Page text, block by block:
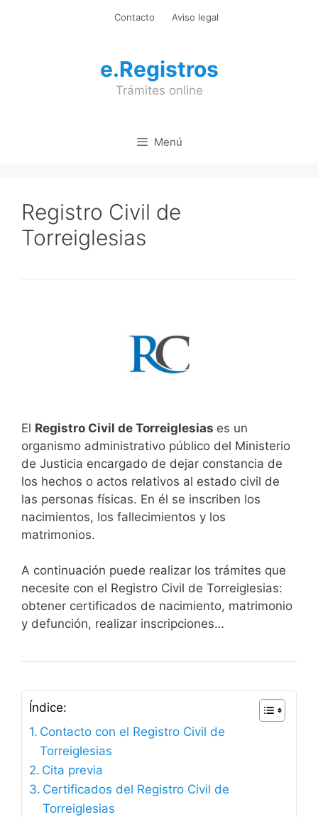
Contacto Aviso legal
e.Registros
Trámites online
Menú
Registro Civil de
Torreiglesias
El Registro Civil de Torreiglesias es un
organismo administrativo público del Ministerio
de Justicia encargado de dejar constancia de
los hechos o actos relativos al estado civil de
las personas físicas. En él se inscriben los
nacimientos, los fallecimientos y los
matrimonios.
A continuación puede realizar los trámites que
necesite con el Registro Civil de Torreiglesias:
obtener certificados de nacimiento, matrimonio
y defunción, realizar inscripciones…
Índice:
Contacto con el Registro Civil de
Torreiglesias
Cita previa
Certificados del Registro Civil de
Torreiglesias